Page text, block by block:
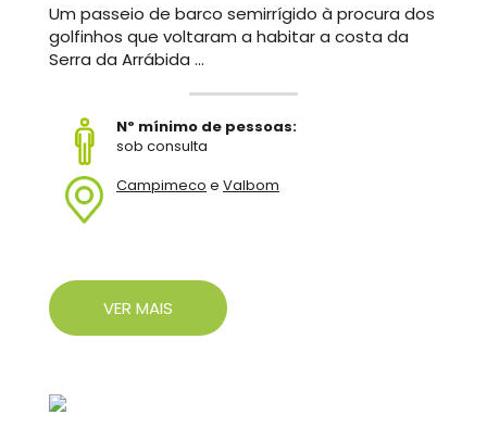
Um passeio de barco semirrígido à procura dos
golfinhos que voltaram a habitar a costa da
Serra da Arrábida ...
Nº mínimo de pessoas:
sob consulta
Campimeco e Valbom
VER MAIS